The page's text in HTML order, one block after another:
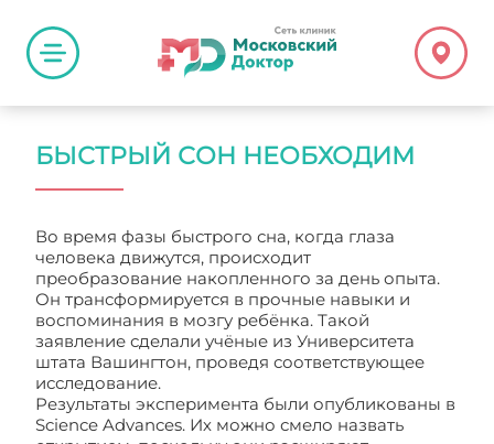
БЫСТРЫЙ СОН НЕОБХОДИМ
Во время фазы быстрого сна, когда глаза
человека движутся, происходит
преобразование накопленного за день опыта.
Он трансформируется в прочные навыки и
воспоминания в мозгу ребёнка. Такой
заявление сделали учёные из Университета
штата Вашингтон, проведя соответствующее
исследование.
Результаты эксперимента были опубликованы в
Science Advances. Их можно смело назвать